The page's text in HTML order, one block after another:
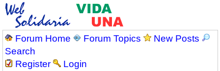
Forum Home Forum Topics
New Posts
Search
Register
Login